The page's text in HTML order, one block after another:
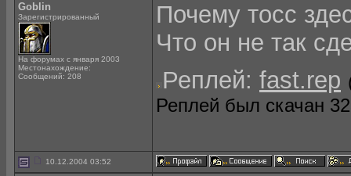
Goblin
Зарегистрированный
На форумах с января 2003
Местонахождение:
Сообщений: 208
Почему тосс
Что он не так
Реплей: fast.rep
Реплей был скачан
10.12.2004 03:52